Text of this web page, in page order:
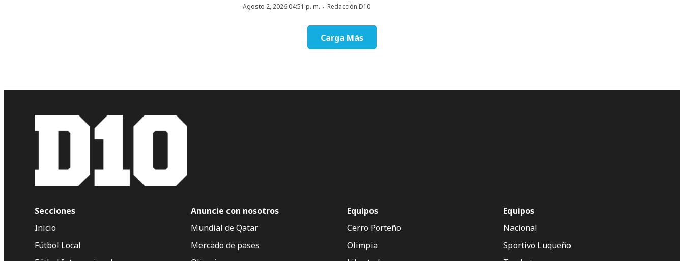
Agosto 2, 2026 04:51 p. m. ·Redacción D10
Carga Más
Secciones
Inicio
Fútbol Local
Anuncie con nosotros
Mundial de Qatar
Mercado de pases
Equipos
Cerro Porteño
Olimpia
Equipos
Nacional
Sportivo Luqueño